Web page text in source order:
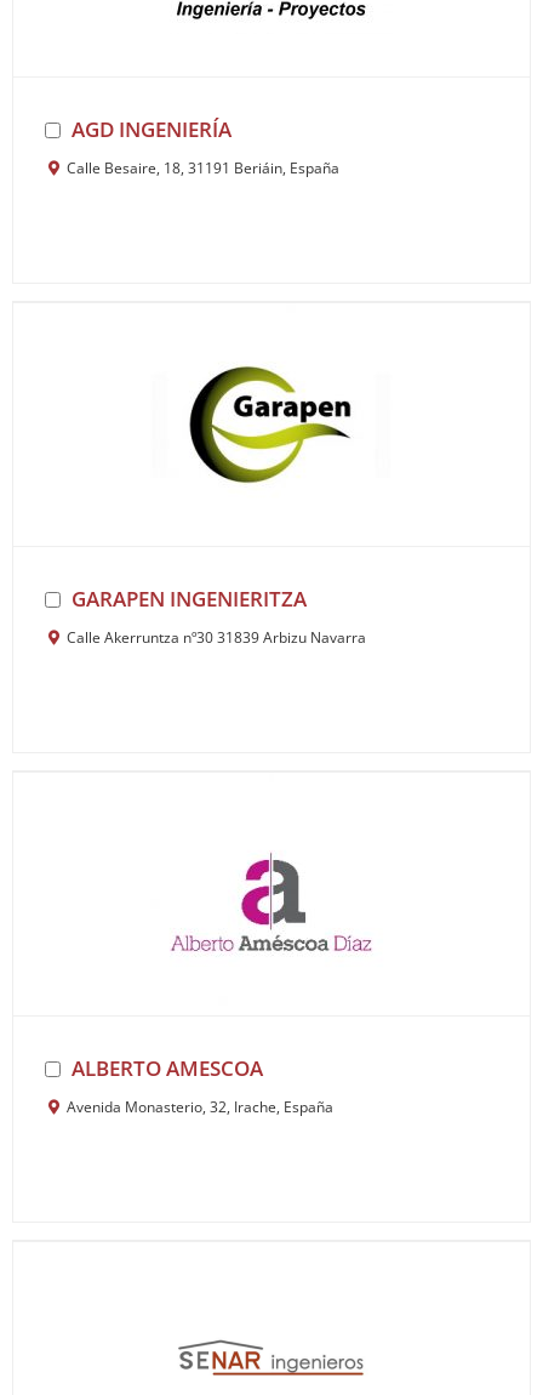
AGD INGENIERÍA
Calle Besaire, 18, 31191 Beriáin, España
GARAPEN INGENIERITZA
Calle Akerruntza nº30 31839 Arbizu Navarra
ALBERTO AMESCOA
Avenida Monasterio, 32, Irache, España